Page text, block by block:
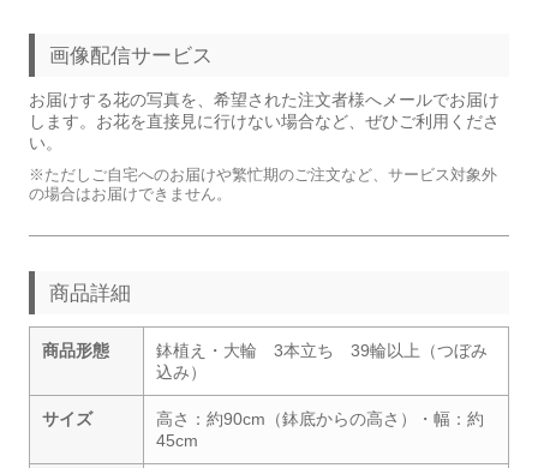
画像配信サービス
お届けする花の写真を、希望された注文者様へメールでお届け
します。お花を直接見に行けない場合など、ぜひご利用くださ
い。
※ただしご自宅へのお届けや繁忙期のご注文など、サービス対象外
の場合はお届けできません。
商品詳細
商品形態
鉢植え・大輪 3本立ち 39輪以上（つぼみ
込み）
サイズ
高さ：約90cm（鉢底からの高さ）・幅：約
45cm